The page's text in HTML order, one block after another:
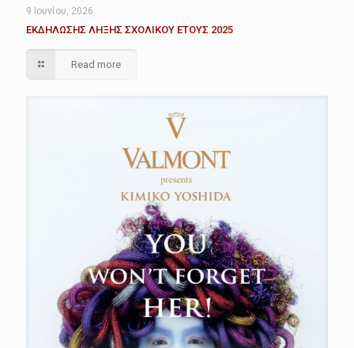
9 Ιουνίου, 2026
ΕΚΔΗΛΩΣΗΣ ΛΗΞΗΣ ΣΧΟΛΙΚΟΥ ΕΤΟΥΣ 2025
Read more